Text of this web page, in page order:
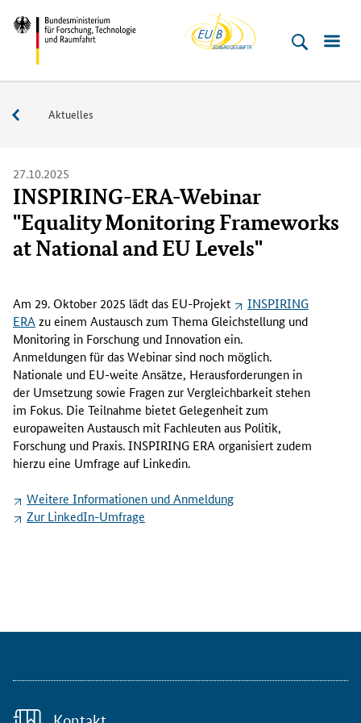
Direkt
zum
Inhalt
(Eingabetaste)
Direkt
zum
Hauptmenu
(Eingabetaste)
Direkt
zur
Suche
(Eingabetaste)
Direkt
zur
Fußleiste
(Enter)
Bundesministerium
Technologie
Buero
Service
Aktuelles
27.10.2025
INSPIRING-ERA-Webinar
"Equality Monitoring Frameworks
at National and EU Levels"
m
2
9
O
k
t
o
b
e
d
U
Am 29. Oktober 2025 lädt das EU-Projekt
INSPIRING
ERA zu einem Austausch zum Thema Gleichstellung und
Monitoring in Forschung und Innovation ein.
Anmeldungen für das Webinar sind noch möglich.
Nationale und EU-weite Ansätze, Herausforderungen in
der Umsetzung sowie Fragen zur Vergleichbarkeit stehen
im Fokus. Die Teilnahme bietet Gelegenheit zum
europaweiten Austausch mit Fachleuten aus Politik,
Forschung und Praxis. INSPIRING ERA organisiert zudem
hierzu eine Umfrage auf Linkedin.
Weitere Informationen und Anmeldung
Zur LinkedIn-Umfrage